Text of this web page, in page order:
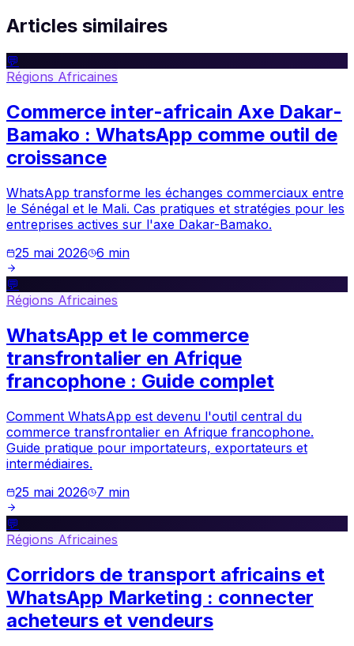
Articles similaires
💬
Régions Africaines
Commerce inter-africain Axe Dakar-
Bamako : WhatsApp comme outil de
croissance
WhatsApp transforme les échanges commerciaux entre
le Sénégal et le Mali. Cas pratiques et stratégies pour les
entreprises actives sur l'axe Dakar-Bamako.
25 mai 2026 6 min
💬
Régions Africaines
WhatsApp et le commerce
transfrontalier en Afrique
francophone : Guide complet
Comment WhatsApp est devenu l'outil central du
commerce transfrontalier en Afrique francophone.
Guide pratique pour importateurs, exportateurs et
intermédiaires.
25 mai 2026
7 min
💬
Régions Africaines
Corridors de transport africains et
WhatsApp Marketing : connecter
acheteurs et vendeurs